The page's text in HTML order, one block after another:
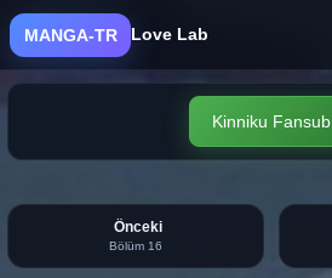
MANGA-TR Love Lab
Kinniku Fansub
Önceki
Bölüm 16